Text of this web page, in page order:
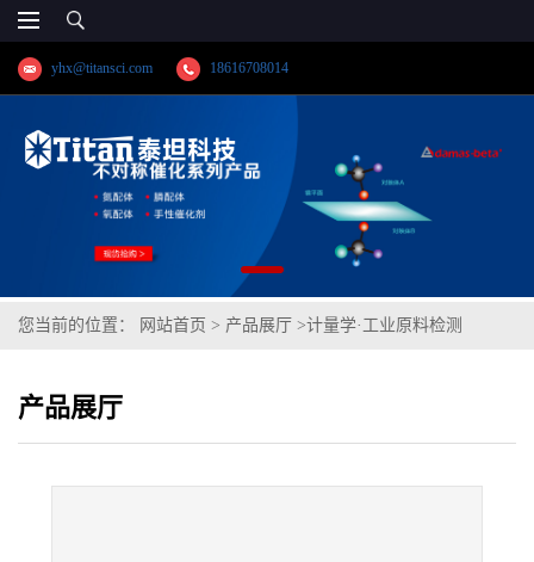
yhx@titansci.com 18616708014
您当前的位置： 网站首页 > 产品展厅 >计量学·工业原料检测
份:C/Si/Mn/P/S/Cr/Ni/Mo/V/Cu/Al/Ti/Nb/Co)
产品展厅